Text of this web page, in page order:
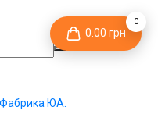
0.00 грн
0